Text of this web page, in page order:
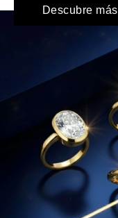
Descubre más